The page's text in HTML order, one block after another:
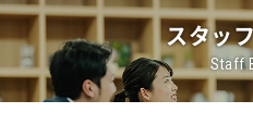
スタッ
Staff